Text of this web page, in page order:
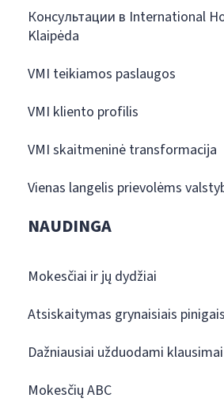
Консультации в International
Klaipėda
VMI teikiamos paslaugos
VMI kliento profilis
VMI skaitmeninė transformacija
Vienas langelis prievolėms
NAUDINGA
Mokesčiai ir jų dydžiai
Atsiskaitymas grynaisiais pinigais
Dažniausiai užduodami klausimai
Mokesčių ABC